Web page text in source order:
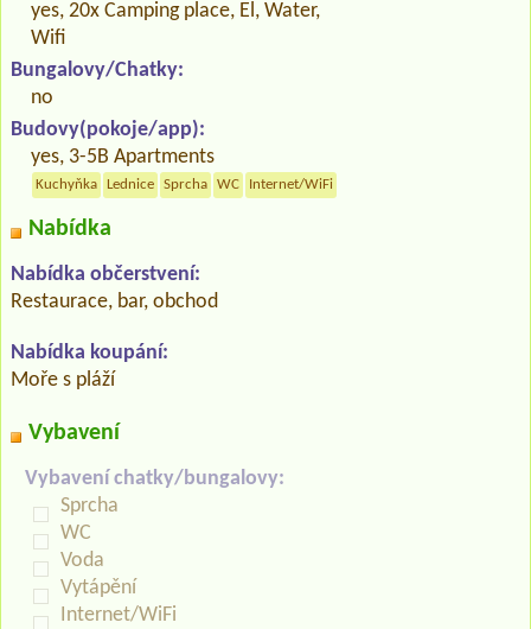
yes, 20x Camping place, El, Water,
Wifi
Bungalovy/Chatky:
no
Budovy(pokoje/app):
yes, 3-5B Apartments
Kuchyňka Lednice Sprcha WC Internet/WiFi
Nabídka
Nabídka občerstvení:
Restaurace, bar, obchod
Nabídka koupání:
Moře s pláží
Vybavení
Vybavení chatky/bungalovy:
Sprcha
WC
Voda
Vytápění
Internet/WiFi